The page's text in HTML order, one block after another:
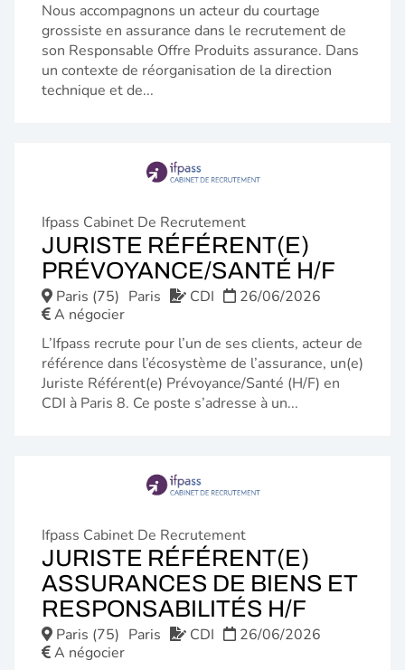
Nous accompagnons un acteur du courtage
grossiste en assurance dans le recrutement de
son Responsable Offre Produits assurance. Dans
un contexte de réorganisation de la direction
technique et de...
Ifpass Cabinet De Recrutement
JURISTE RÉFÉRENT(E)
PRÉVOYANCE/SANTÉ H/F
Paris (75) Paris CDI
26/06/2026
A négocier
L’Ifpass recrute pour l’un de ses clients, acteur de
référence dans l’écosystème de l’assurance, un(e)
Juriste Référent(e) Prévoyance/Santé (H/F) en
CDI à Paris 8. Ce poste s’adresse à un...
Ifpass Cabinet De Recrutement
JURISTE RÉFÉRENT(E)
ASSURANCES DE BIENS ET
RESPONSABILITÉS H/F
Paris (75) Paris CDI
26/06/2026
A négocier